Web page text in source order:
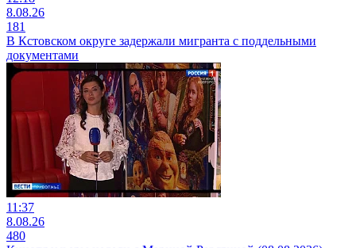
8.08.26
181
В Кстовском округе задержали мигранта с поддельными
документами
11:37
8.08.26
480